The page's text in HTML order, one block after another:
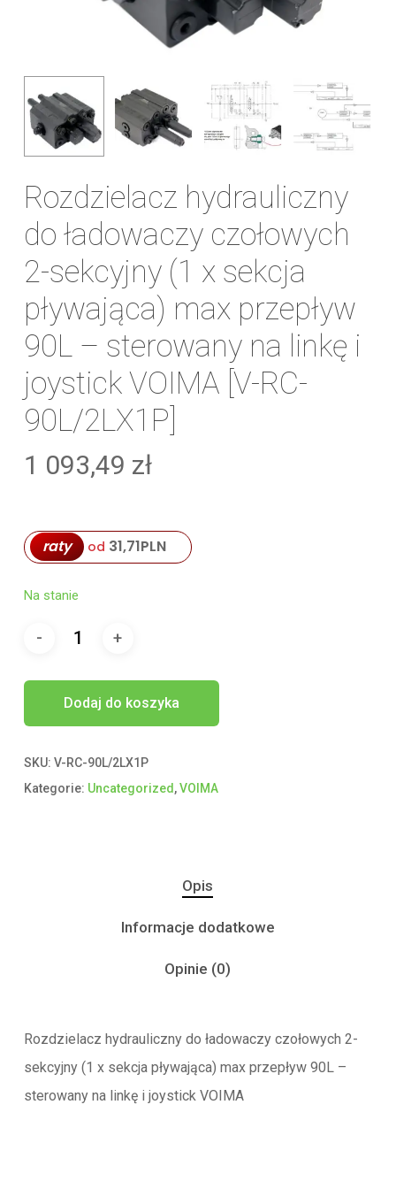
Rozdzielacz hydrauliczny
do ładowaczy czołowych
2-sekcyjny (1 x sekcja
pływająca) max przepływ
90L – sterowany na linkę i
joystick VOIMA [V-RC-
90L/2LX1P]
1 093,49 zł
raty od 31,71PLN
Na stanie
Dodaj do koszyka
SKU: V-RC-90L/2LX1P
Kategorie: Uncategorized ,VOIMA
Opis
Informacje dodatkowe
Opinie (0)
Rozdzielacz hydrauliczny do ładowaczy czołowych 2-
sekcyjny (1 x sekcja pływająca) max przepływ 90L –
sterowany na linkę i joystick VOIMA